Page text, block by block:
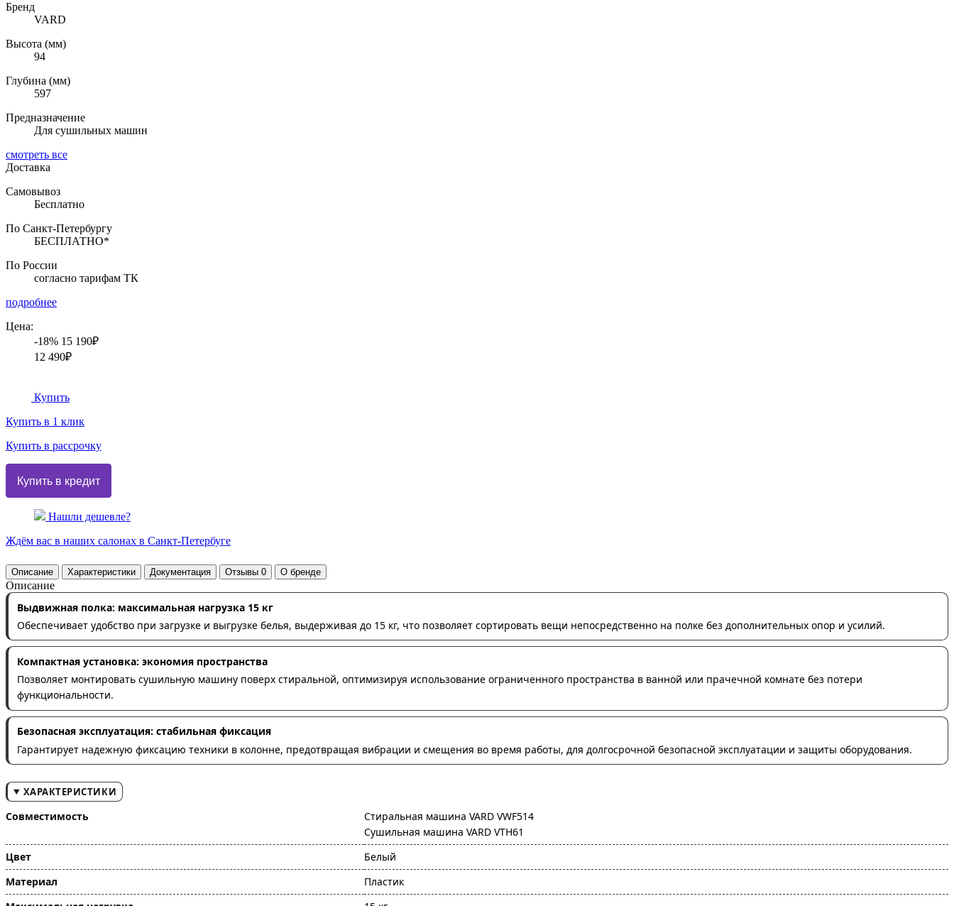
Бренд
VARD
Высота (мм)
94
Глубина (мм)
597
Предназначение
Для сушильных машин
смотреть все
Доставка
Самовывоз
Бесплатно
По Санкт-Петербургу
БЕСПЛАТНО*
По России
согласно тарифам ТК
подробнее
Цена:
-18% 15 190₽
12 490₽
Купить
Купить в 1 клик
Купить в рассрочку
Нашли дешевле?
Ждём вас в наших салонах в Санкт-Петербуге
Описание Характеристики Документация Отзывы 0 О бренде
Описание
Выдвижная полка: максимальная нагрузка 15 кг
Обеспечивает удобство при загрузке и выгрузке белья, выдерживая до 15 кг, что позволяет сортировать вещи непосредственно на полке без дополнительных опор и усилий.
Компактная установка: экономия пространства
Позволяет монтировать сушильную машину поверх стиральной, оптимизируя использование ограниченного пространства в ванной или прачечной комнате без потери
функциональности.
Безопасная эксплуатация: стабильная фиксация
Гарантирует надежную фиксацию техники в колонне, предотвращая вибрации и смещения во время работы, для долгосрочной безопасной эксплуатации и защиты оборудования.
ХАРАКТЕРИСТИКИ
Совместимость
Стиральная машина VARD VWF514
Сушильная машина VARD VTH61
Цвет
Белый
Материал
Пластик